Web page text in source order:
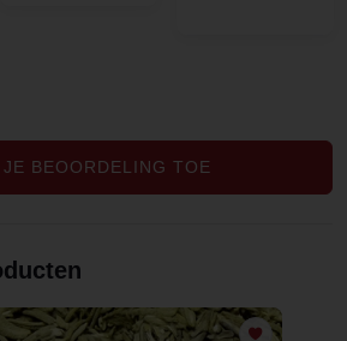
de winkels
BEOORDELING TOE